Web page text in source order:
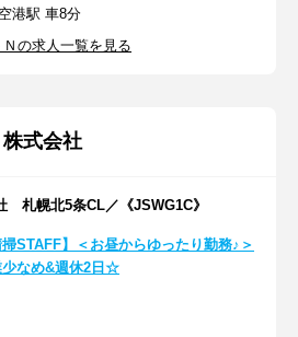
港駅 車8分
の求人一覧を見る
式会社
札幌北5条CL／《JSWG1C》
掃STAFF】＜お昼からゆったり勤務♪＞
少なめ&週休2日☆